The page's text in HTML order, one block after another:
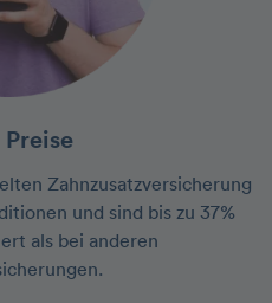
Preise
Zahnzusatzversicherung
und sind bis zu 37%
als bei anderen